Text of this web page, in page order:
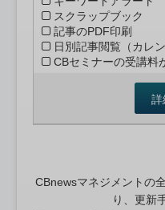
スクラップブック
記事のPDF印刷
日別記事閲覧（カレ
CBセミナーの受講料
詳
CBnewsマネジメントの
り、更新